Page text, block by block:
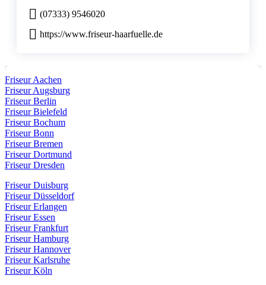
(07333) 9546020
https://www.friseur-haarfuelle.de
Friseur Aachen
Friseur Augsburg
Friseur Berlin
Friseur Bielefeld
Friseur Bochum
Friseur Bonn
Friseur Bremen
Friseur Dortmund
Friseur Dresden
Friseur Duisburg
Friseur Düsseldorf
Friseur Erlangen
Friseur Essen
Friseur Frankfurt
Friseur Hamburg
Friseur Hannover
Friseur Karlsruhe
Friseur Köln